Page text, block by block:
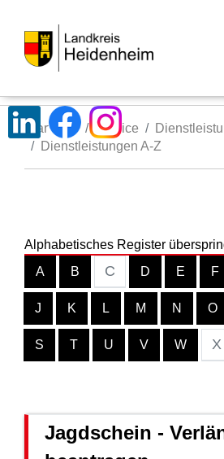
Startseite Service
Dienstleistungen A-Z
Alphabetisches Register
A
B C D E F
J K L M N O
S T U V W X
Jagdschein -